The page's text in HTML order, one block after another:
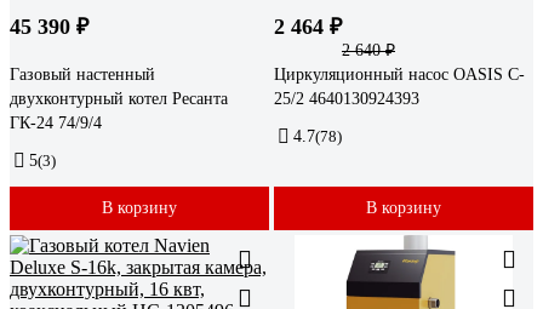
45 390 ₽
Газовый настенный
двухконтурный котел Ресанта
ГК-24 74/9/4
5(3)
В корзину
2 464 ₽
2 640 ₽
Циркуляционный насос OASIS C-
25/2 4640130924393
4.7(78)
В корзину